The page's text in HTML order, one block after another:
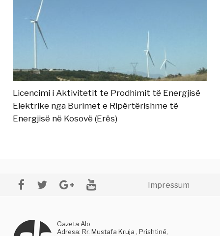
Licencimi i Aktivitetit te Prodhimit të Energjisë
Elektrike nga Burimet e Ripërtërishme të
Energjisë në Kosovë (Erës)
Impressum
Gazeta Alo
Adresa: Rr. Mustafa Kruja , Prishtinë,